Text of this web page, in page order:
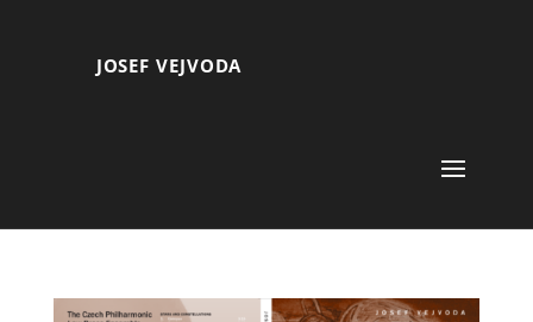
JOSEF VEJVODA